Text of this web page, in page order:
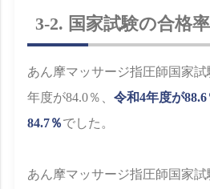
3-2. 国家試験の合格率
あん摩マッサージ指圧師国家
年度が84.0％、令和4年度が
84.7％でした。
あん摩マッサージ指圧師国家